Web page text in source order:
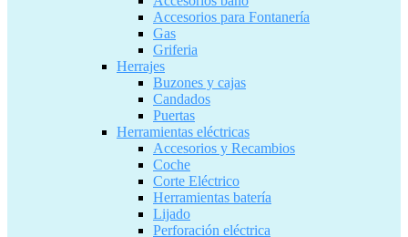
Accesorios para Fontanería
Gas
Griferia
Herrajes
Buzones y cajas
Candados
Puertas
Herramientas eléctricas
Accesorios y Recambios
Coche
Corte Eléctrico
Herramientas batería
Lijado
Perforación eléctrica